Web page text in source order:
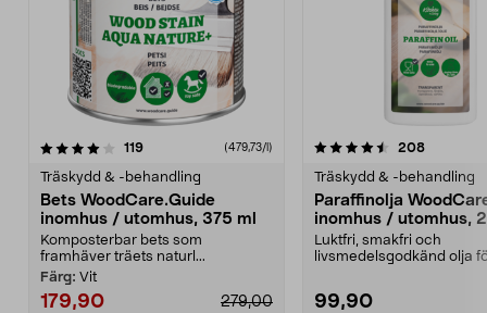
119recensioner (479,73/l)
Träskydd & -behandling
Bets WoodCare.Guide
inomhus / utomhus, 375 ml
Komposterbar bets som
framhäver träets naturl...
Färg: Vit
279,00
179,90
4.5av 5 stjärnor 208
Träskydd & -behandling
Paraffinolja
inomhus / utomhus,
Luktfri, smakfri och
livsmedelsgodkänd olja
99,90
4.0av 5 stjärnor